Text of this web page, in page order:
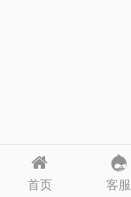
首页 客服